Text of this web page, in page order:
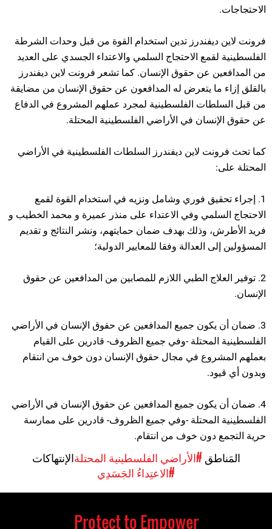
الاحتجاجات.
فرونت لاين ديفندرز تدين استخدام القوة من قبل وحدات الشرطة
الفلسطينية لقمع الاحتجاج السلمي والاعتداء الجسدي على العديد
من المدافعين عن حقوق الإنسان. كما تشعر فرونت لاين ديفندرز
بالقلق إزاء ما يتعرض له المدافعون عن حقوق الإنسان من مضايقة
من قبل السلطات الفلسطينية لمجرد عملهم المشروع في الدفاع
عن حقوق الإنسان في الأراضي الفلسطينية المحتلة.
كما تحث فرونت لاين ديفندرز السلطات الفلسطينية في الأراضي
المحتلة على:
1. إجراء تحقيق فوري وشامل ونزيه في استخدام القوة لقمع
الاحتجاج السلمي وفي الاعتداء على منذر عميرة و محمد الخطيب و
فريد الأطرش، وذلك بهدف ضمان حمايتهم، ونشر النتائج و تقديم
المسؤولين إلى العدالة وفقا للمعايير الدولية؛
2. توفير العلاج الطبي اللازم للمصابين من المدافعين عن حقوق
الإنسان.
3. ضمان أن يكون جميع المدافعين عن حقوق الإنسان في الأراضي
الفلسطينية المحتلة -وفي جميع الظروف- قادرين على القيام
بعملهم المشروع في مجال حقوق الإنسان دون خوف من انتقام
وبدون أي قيود.
4. ضمان أن يكون جميع المدافعين عن حقوق الإنسان في الأراضي
الفلسطينية المحتلة -وفي جميع الظروف- قادرين على ممارسة
حرية التجمع دون خوف من انتقام.
المَناطق #الأراضي الفلسطينية المحتلةالإنتهاكات
#الاعتِداءُ الجَسَدِي
Protect to Empower